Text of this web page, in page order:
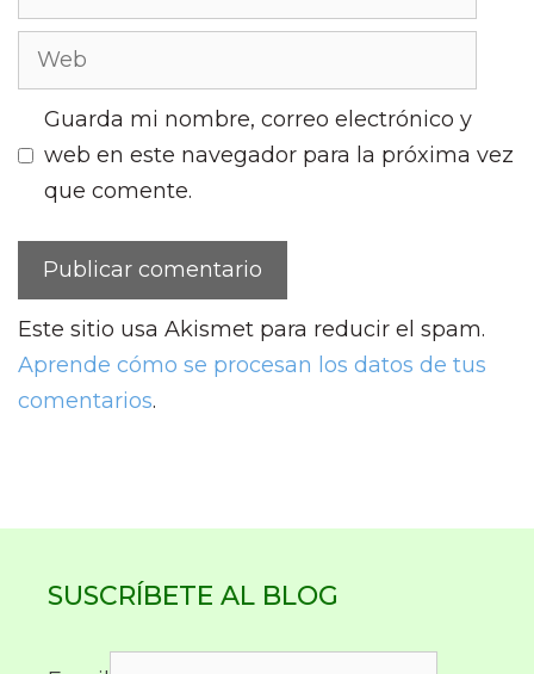
Guarda mi nombre, correo electrónico y
web en este navegador para la próxima vez
que comente.
Este sitio usa Akismet para reducir el spam.
Aprende cómo se procesan los datos de tus
comentarios.
SUSCRÍBETE AL BLOG